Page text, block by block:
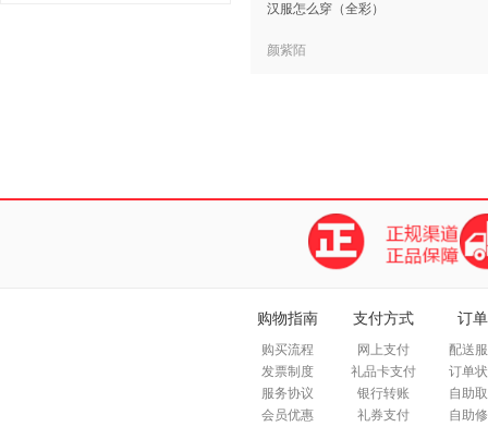
汉服怎么穿（全彩）
颜紫陌
购物指南
购买流程
发票制度
服务协议
会员优惠
支付方式
网上支付
礼品卡支付
银行转账
礼券支付
订
配送
订单
自助
自助